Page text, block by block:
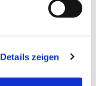
Details zeigen